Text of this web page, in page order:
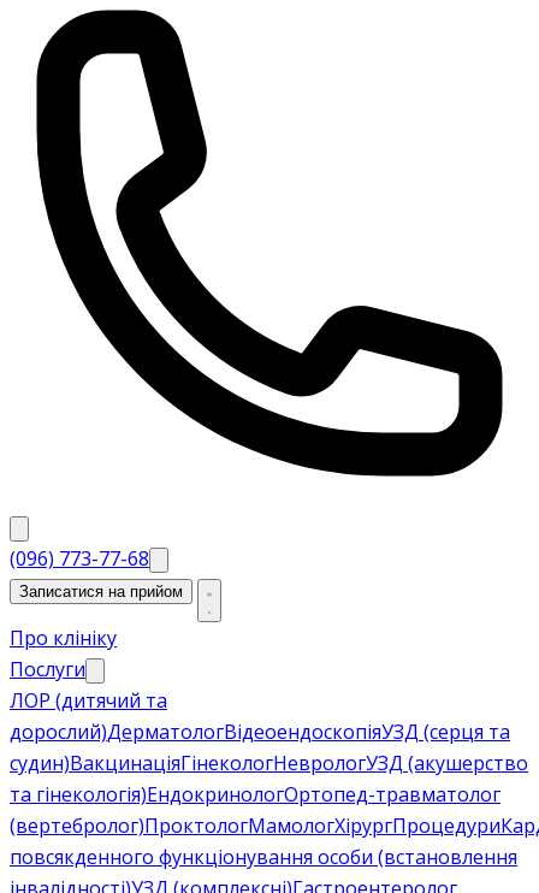
(096) 773-77-68
Записатися на прийом
Про клініку
Послуги
ЛОР (дитячий та
дорослий)ДерматологВідеоендоскопіяУЗД (серця та
судин)ВакцинаціяГінекологНеврологУЗД (акушерство
та гінекологія)ЕндокринологОртопед-травматолог
(вертебролог)ПроктологМамологХірургПроцедури
повсякденного функціонування особи (встановлення